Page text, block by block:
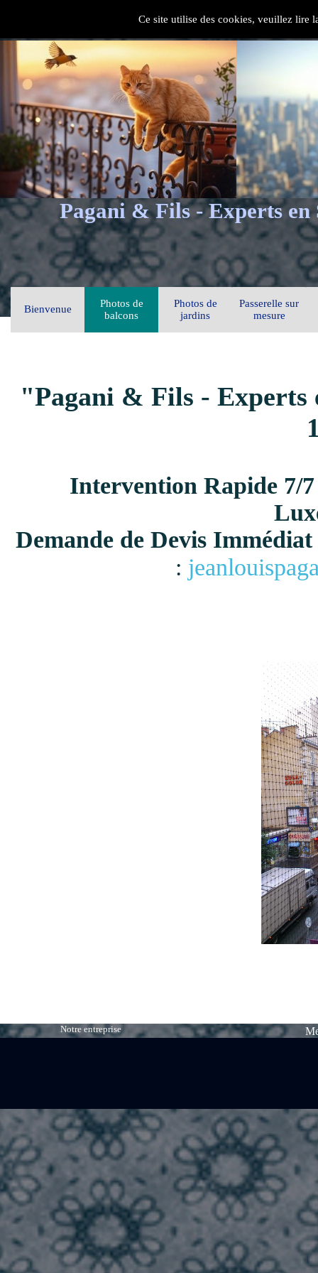
Ce site utilise des cookies, veuillez lire
Pagani & Fils - Experts en
Bienvenue
Photos de
balcons
Photos de
jardins
Passerelle sur
mesure
"Pagani & Fils - Experts
Intervention Rapide 7/
Demande de Devis
:
Notre entreprise